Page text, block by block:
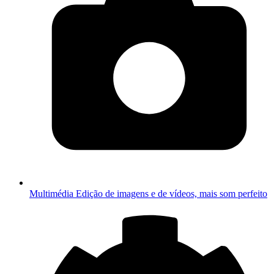
Multimédia Edição de imagens e de vídeos, mais som perfeito